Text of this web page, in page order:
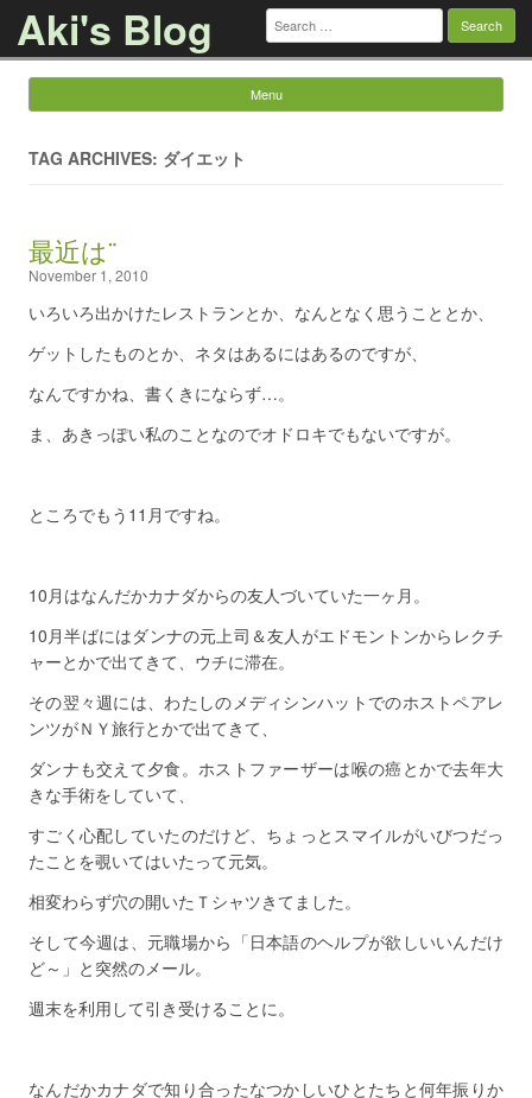
Aki's Blog Search
for:
Menu
TAG ARCHIVES: ダイエット
最近は¨
November 1, 2010
いろいろ出かけたレストランとか、なんとなく思うこととか、
ゲットしたものとか、ネタはあるにはあるのですが、
なんですかね、書くきにならず…。
ま、あきっぽい私のことなのでオドロキでもないですが。
ところでもう11月ですね。
10月はなんだかカナダからの友人づいていた一ヶ月。
10月半ばにはダンナの元上司＆友人がエドモントンからレクチ
ャーとかで出てきて、ウチに滞在。
その翌々週には、わたしのメディシンハットでのホストペアレ
ンツがＮＹ旅行とかで出てきて、
ダンナも交えて夕食。ホストファーザーは喉の癌とかで去年大
きな手術をしていて、
すごく心配していたのだけど、ちょっとスマイルがいびつだっ
たことを覗いてはいたって元気。
相変わらず穴の開いたＴシャツきてました。
そして今週は、元職場から「日本語のヘルプが欲しいいんだけ
ど～」と突然のメール。
週末を利用して引き受けることに。
なんだかカナダで知り合ったなつかしいひとたちと何年振りか